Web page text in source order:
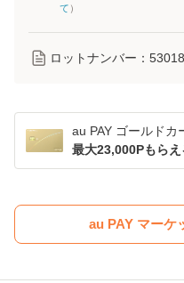
て ）
ロットナンバー：
au PAY ゴールドカ
最大23,000Pもら
au PAY マーケ